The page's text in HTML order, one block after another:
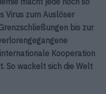
Virus zum Auslöser
bis zur
Kooperation
So wackelt sich die Welt